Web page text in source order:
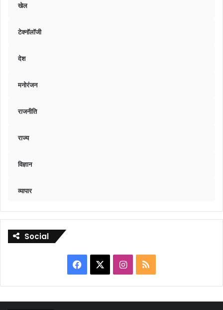
खेल
टेक्नॉलॉजी
देश
मनोरंजन
राजनीति
राज्य
विज्ञान
व्यापार
Social
Facebook Instagram
RSS